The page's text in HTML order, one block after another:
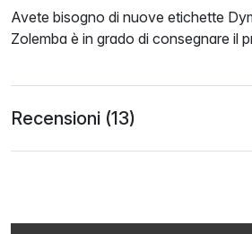
Avete bisogno di nuove etichette
Zolemba è in grado di consegnare il
Recensioni (13)